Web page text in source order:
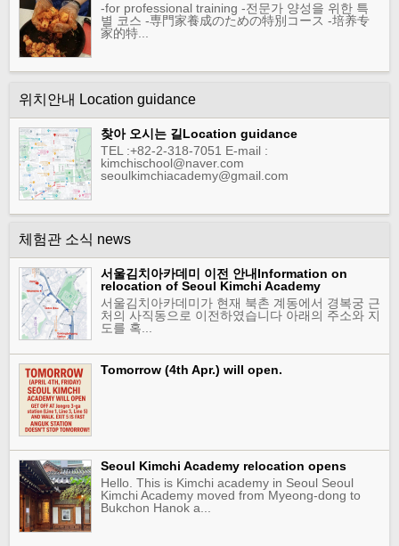
-for professional training -전문가 양성을 위한 특
별 코스 -専門家養成のための特別コース -培养专
家的特...
위치안내 Location guidance
찾아 오시는 길Location guidance
TEL :+82-2-318-7051 E-mail :
kimchischool@naver.com
seoulkimchiacademy@gmail.com
체험관 소식 news
서울김치아카데미 이전 안내Information on
relocation of Seoul Kimchi Academy
서울김치아카데미가 현재 북촌 계동에서 경복궁 근
처의 사직동으로 이전하였습니다 아래의 주소와 지
도를 혹...
Tomorrow (4th Apr.) will open.
Seoul Kimchi Academy relocation opens
Hello. This is Kimchi academy in Seoul Seoul
Kimchi Academy moved from Myeong-dong to
Bukchon Hanok a...